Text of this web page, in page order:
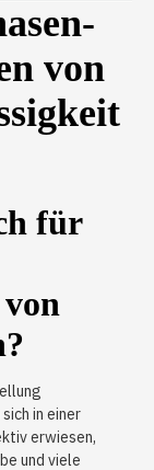
von
für
in einer
erwiesen,
und viele